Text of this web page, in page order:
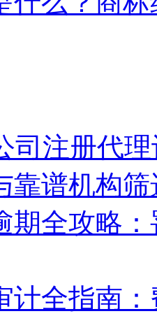
司注册代
靠谱机构筛
期全攻略
计全指南